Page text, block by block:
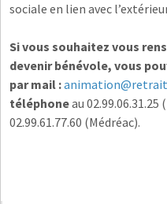
sociale en lien avec
Si vous souhaitez vous
devenir bénévole, vous
parmail :
téléphoneau
02.99.61.77.60 (Médréac).